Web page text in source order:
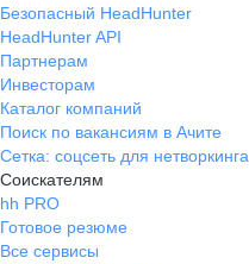
Безопасный HeadHunter
HeadHunter API
Партнерам
Инвесторам
Каталог компаний
Поиск по вакансиям в Ачите
Сетка: соцсеть для нетворкинга
Соискателям
hh PRO
Готовое резюме
Все сервисы